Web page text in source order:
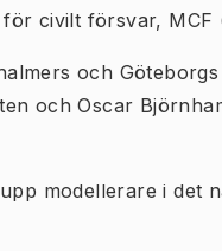
civilt försvar, MCF
och
och Oscar
modellerare i det